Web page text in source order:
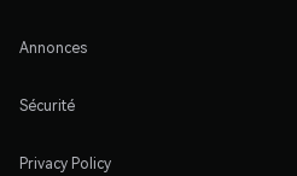
Annonces
Sécurité
Privacy Policy